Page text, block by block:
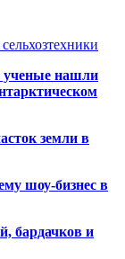
ученые нашли
земли в
шоу-бизнес в
бардачков и